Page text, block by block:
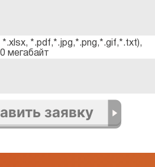
*.pdf,*.jpg,*.png,*.gif,*.txt),
мегабайт
заявку